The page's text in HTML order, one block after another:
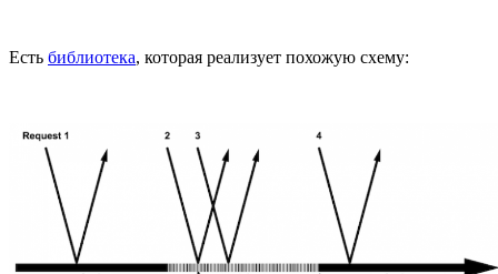
Есть библиотека, которая реализует похожую схему: